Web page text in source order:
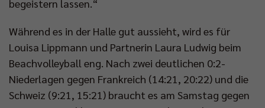
begeistern lassen.“
Während es in der Halle gut aussieht, wird es für
Louisa Lippmann und Partnerin Laura Ludwig beim
Beachvolleyball eng. Nach zwei deutlichen 0:2-
Niederlagen gegen Frankreich (14:21, 20:22) und die
Schweiz (9:21, 15:21) braucht es am Samstag gegen